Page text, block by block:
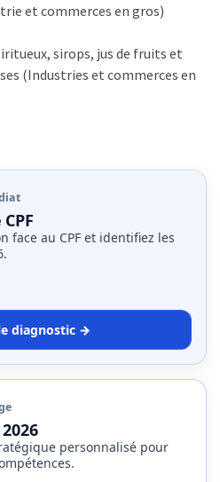
et commerces en gros)
sirops, jus de fruits et
(Industries et commerces en
face au CPF et identifiez les
diagnostic →
personnalisé pour